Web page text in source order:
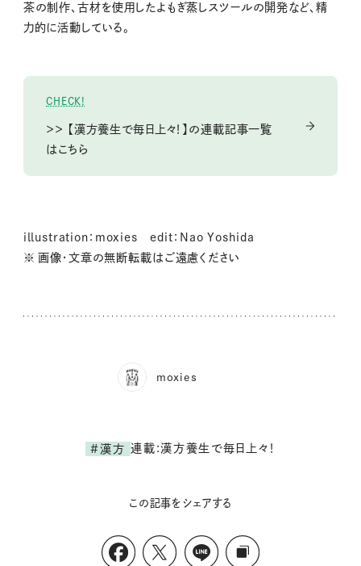
茶の制作、古材を使用したよもぎ蒸しスツールの開発など、精
力的に活動している。
CHECK!
＞＞ 【漢方養生で毎日上々！】の連載記事一覧
はこちら
illustration：moxies edit：Nao Yoshida
※ 画像・文章の無断転載はご遠慮ください
moxies
#漢方 連載:漢方養生で毎日上々！
この記事をシェアする